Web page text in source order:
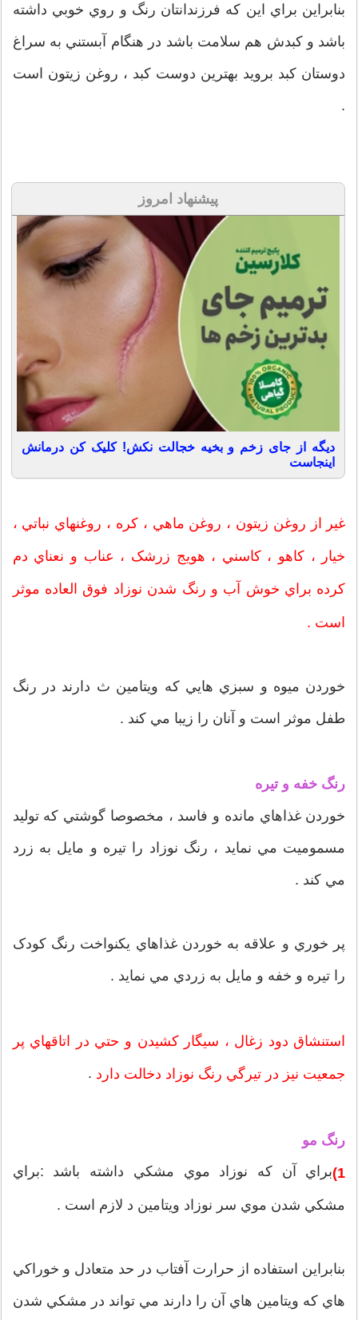
بنابراين براي اين که فرزندانتان رنگ و روي خوبي داشته
باشد و کبدش هم سلامت باشد در هنگام آبستني به سراغ
دوستان کبد برويد بهترين دوست کبد ، روغن زيتون است
.
پیشنهاد امروز
دیگه از جای زخم و بخیه خجالت نکش! کلیک کن درمانش
اینجاست
غير از روغن زيتون ، روغن ماهي ، کره ، روغنهاي نباتي ،
خيار ، کاهو ، کاسني ، هويج زرشک ، عناب و نعناي دم
کرده براي خوش آب و رنگ شدن نوزاد فوق العاده موثر
است .
خوردن ميوه و سبزي هايي که ويتامين ث دارند در رنگ
طفل موثر است و آنان را زيبا مي کند .
رنگ خفه و تيره
خوردن غذاهاي مانده و فاسد ، مخصوصا گوشتي که توليد
مسموميت مي نمايد ، رنگ نوزاد را تيره و مايل به زرد
مي کند .
پر خوري و علاقه به خوردن غذاهاي يکنواخت رنگ کودک
را تيره و خفه و مايل به زردي مي نمايد .
استنشاق دود زغال ، سيگار کشيدن و حتي در اتاقهاي پر
جمعيت نيز در تيرگي رنگ نوزاد دخالت دارد .
رنگ مو
1) براي آن که نوزاد موي مشکي داشته باشد :براي
مشکي شدن موي سر نوزاد ويتامين د لازم است .
بنابراين استفاده از حرارت آفتاب در حد متعادل و خوراکي
هاي که ويتامين هاي آن را دارند مي تواند در مشکي شدن